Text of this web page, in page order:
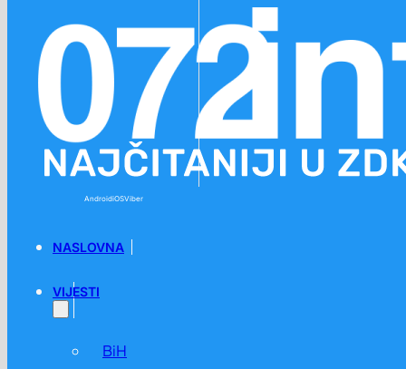
AndroidiOSViber
NASLOVNA
VIJESTI
BiH